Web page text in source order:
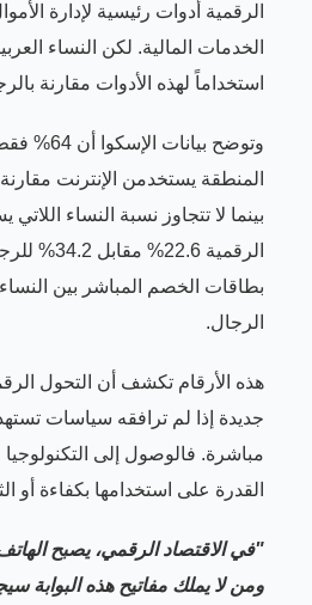
الرقمية أدوات رئيسية لإدارة
الخدمات المالية. لكن النساء
استخداماً لهذه الأدوات مقارنة
وتوضح
بينما لا تتجاوز نسبة النساء
الرقمية
بطاقات الخصم المباشر بين
الرجال.
هذه الأرقام تكشف أن التحول
جديدة إذا لم ترافقه سياسات
مباشرة. فالوصول إلى التكنولوجيا
القدرة على استخدامها بكفاءة أو
"في الاقتصاد الرقمي، يصبح الهاتف
ومن لا يملك مفاتيح هذه البوابة